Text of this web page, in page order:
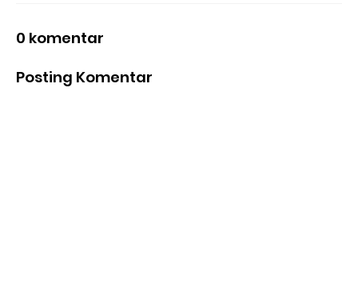
0 komentar
Posting Komentar